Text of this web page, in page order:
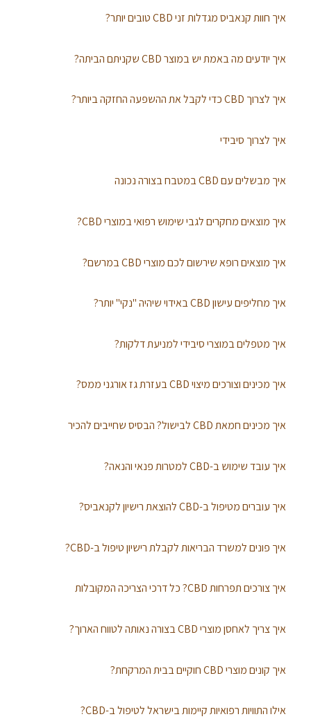
איך חוות קנאביס מגדלות זני CBD טובים יותר?
איך יודעים מה באמת יש במוצר CBD שקניתם הביתה?
איך לצרוך CBD כדי לקבל את ההשפעה החזקה ביותר?
איך לצרוך סיבידי
איך מבשלים עם CBD במטבח בצורה נכונה
איך מוצאים מחקרים לגבי שימוש רפואי במוצרי CBD?
איך מוצאים רופא שירשום לכם מוצרי CBD במרשם?
איך מחליפים עישון CBD באידוי שיהיה "נקי" יותר?
איך מטפלים במוצרי סיבידי למניעת דלקות?
איך מכינים וצורכים מיצוי CBD בעזרת גז אורגני ממס?
איך מכינים חמאת CBD לבישול? הבסיס שחייבים להכיר
איך עובד שימוש ב-CBD למטרות פנאי והנאה?
איך עוברים מטיפול ב-CBD להוצאת רישיון לקנאביס?
איך פונים למשרד הבריאות לקבלת רישיון טיפול ב-CBD?
איך צורכים תפרחות CBD? כל דרכי הצריכה המקובלות
איך צריך לאחסן מוצרי CBD בצורה נאותה לטווח הארוך?
איך קונים מוצרי CBD חוקיים בבית המרקחת?
אילו התוויות רפואיות קיימות בישראל לטיפול ב-CBD?